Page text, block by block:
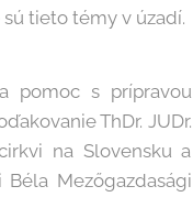
tieto témy v úzadí.
pomoc s prípravou
ThDr. JUDr.
na Slovensku a
Béla Mezőgazdasági